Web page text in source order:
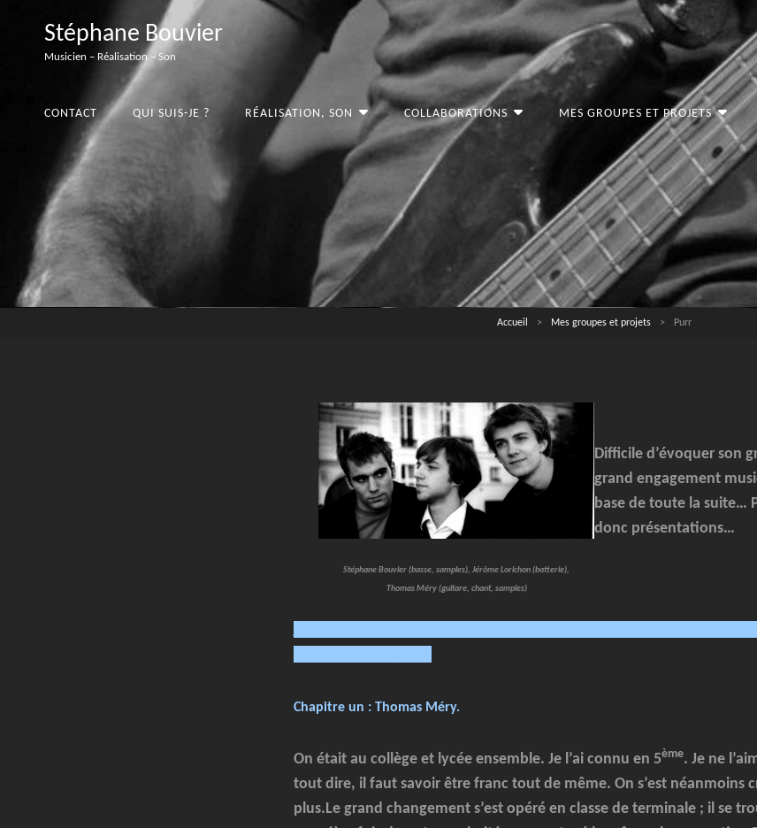
Stéphane Bouvier
Musicien – Réalisation – Son
CONTACT QUI SUIS-JE ? RÉALISATION, SON COLLABORATIONS MES GROUPES ET PROJETS
Accueil > Mes groupes et projets > Purr
Stéphane Bouvier (basse, samples), Jérôme Lorichon (batterie),
Thomas Méry (guitare, chant, samples)
Difficile d’évoquer son
grand engagement
base de toute la suite…
donc présentations…
Chapitre un : Thomas Méry.
On était au collège et lycée ensemble. Je l’ai connu en 5ème. Je ne
tout dire, il faut savoir être franc tout de même. On s’est néanmoins
plus.Le grand changement s’est opéré en classe de terminale ; il se